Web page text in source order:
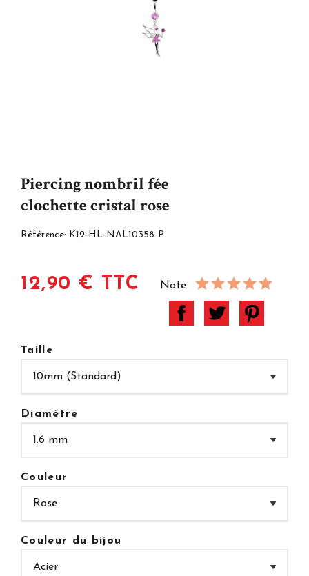
Piercing nombril fée
clochette cristal rose
Référence: K19-HL-NAL10358-P
12,90 € TTC Note
Taille
Diamètre
Couleur
Couleur du bijou